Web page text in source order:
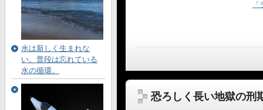
恐ろしく長い地獄の刑
水は新しく生まれな
い。普段は忘れている
水の循環。